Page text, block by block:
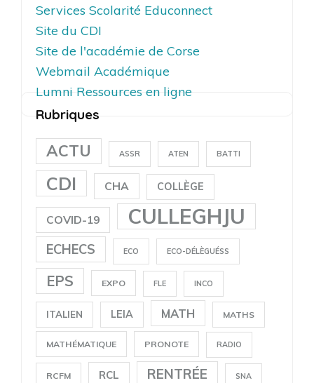
Services Scolarité Educonnect
Site du CDI
Site de l'académie de Corse
Webmail Académique
Lumni Ressources en ligne
Rubriques
ACTU ASSR ATEN BATTI
CDI CHA COLLÈGE
COVID-19 CULLEGHJU
ECHECS ECO ECO-DÉLÈGUÉSS
EPS EXPO FLE INCO
ITALIEN LEIA MATH MATHS
MATHÉMATIQUE PRONOTE RADIO
RCFM RCL RENTRÉE SNA